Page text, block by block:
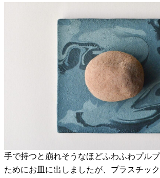
手で持つと崩れそうなほどふわふわプル
ためにお皿に出しましたが、プラスチッ